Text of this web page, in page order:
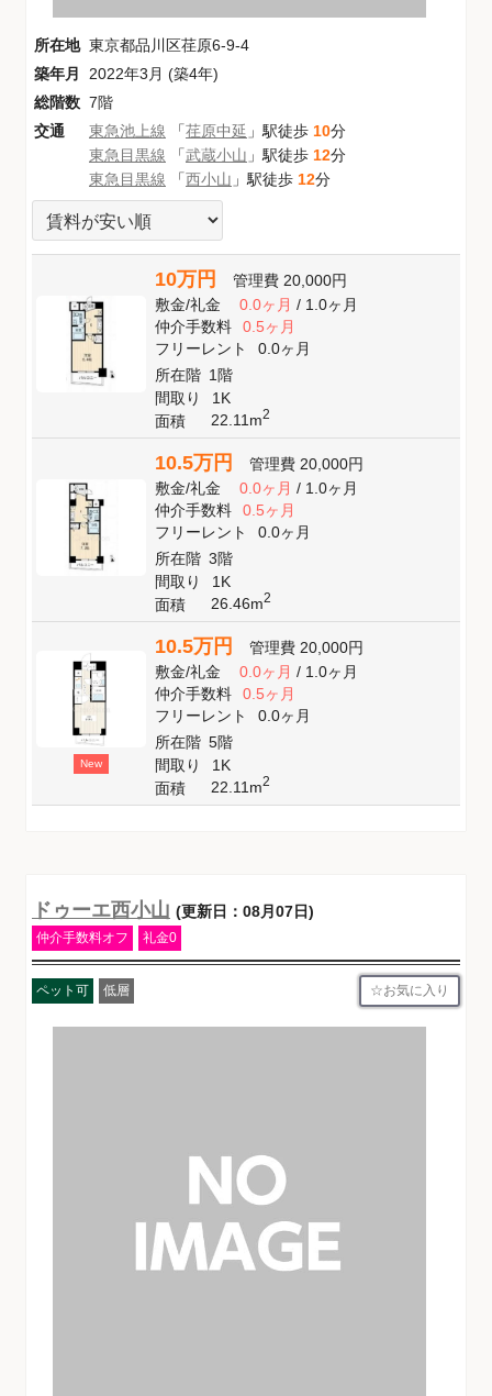
所在地 東京都品川区荏原6-9-4
築年月
2022年3月 (築4年)
総階数 7階
交通
東急池上線 「荏原中延 」駅徒歩 10分
東急目黒線 「武蔵小山 」駅徒歩 12分
東急目黒線 「西小山 」駅徒歩 12分
10万円 管理費 20,000円
敷金/礼金 0.0ヶ月/ 1.0ヶ月
仲介手数料
0.5ヶ月
フリーレント
0.0ヶ月
所在階 1階
間取り
1K
面積
22.11m2
10.5万円 管理費 20,000円
敷金/礼金 0.0ヶ月/ 1.0ヶ月
仲介手数料
0.5ヶ月
フリーレント
0.0ヶ月
所在階 3階
間取り
1K
面積
26.46m2
New
10.5万円 管理費 20,000円
敷金/礼金 0.0ヶ月/ 1.0ヶ月
仲介手数料
0.5ヶ月
フリーレント
0.0ヶ月
所在階 5階
間取り
1K
面積
22.11m2
ドゥーエ西小山 (更新日：08月07日)
仲介手数料オフ 礼金0
ペット可 低層 お気に入り